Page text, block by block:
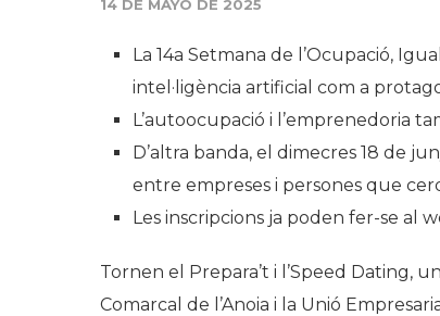
14 DE MAYO DE 2025
La 14a Setmana de l’Ocupació,
intel·ligència artificial com a
L’autoocupació i l’emprenedoria
D’altra banda, el dimecres 18 de
entre empreses i persones que
Les inscripcions ja poden fer-se al
Tornen el Prepara’t i l’Speed Dating,
Comarcal de l’Anoia i la Unió